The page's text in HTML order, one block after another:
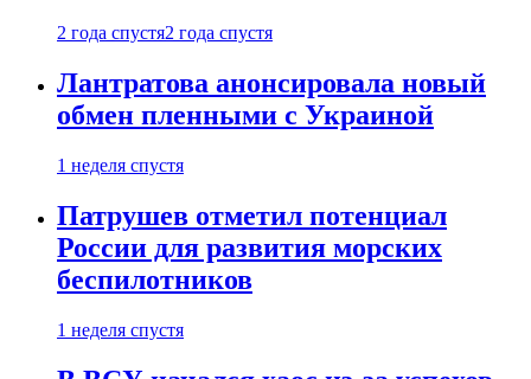
2 года спустя2 года спустя
Лантратова анонсировала новый
обмен пленными с Украиной
1 неделя спустя
Патрушев отметил потенциал
России для развития морских
беспилотников
1 неделя спустя